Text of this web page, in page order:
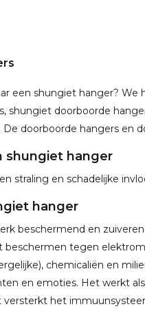
een shungiet hanger?
shungiet doorboorde
doorboorde hangers en
shungiet hanger
straling en schadelijke
hanger
beschermend en
beschermen tegen
chemicaliën en
en emoties. Het werkt
versterkt het